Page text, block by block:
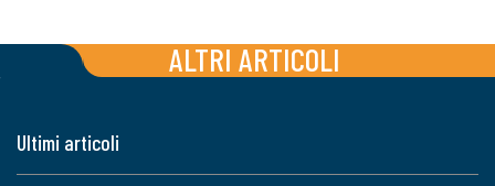
ALTRI ARTICOLI
Ultimi articoli